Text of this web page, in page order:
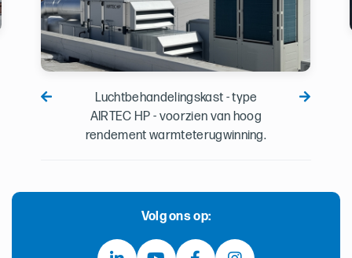
Luchtbehandelingskast - type
AIRTEC HP - voorzien van hoog
rendement warmteterugwinning.
Volg ons op: